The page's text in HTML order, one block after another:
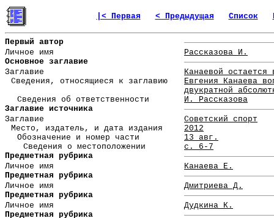
|< Первая < Предыдущая Список
Первый автор
Личное имя
Рассказова И.
Основное заглавие
Заглавие
Канаевой
Сведения, относящиеся к заглавию
Евгения Канаева
двукратной
Сведения об ответственности
И. Рассказова
Заглавие источника
Заглавие
Советский спорт
Место, издатель, и дата издания
2012
Обозначение и номер части
13 авг.
Сведения о местоположении
с. 6-7
Предметная рубрика
Личное имя
Канаева Е.
Предметная рубрика
Личное имя
Дмитриева Д.
Предметная рубрика
Личное имя
Дудкина К.
Предметная рубрика